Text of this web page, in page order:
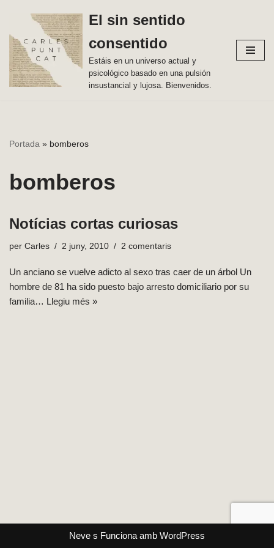
Vés
al
contingut
El sin sentido
consentido
Estáis en un universo actual y
psicológico basado en una pulsión
insustancial y lujosa. Bienvenidos.
Portada » bomberos
bomberos
Notícias cortas curiosas
per Carles 2 juny, 2010 2 comentaris
Un anciano se vuelve adicto al sexo tras caer de un árbol Un
hombre de 81 ha sido puesto bajo arresto domiciliario por su
familia… Llegiu més »
Neve s Funciona amb WordPress